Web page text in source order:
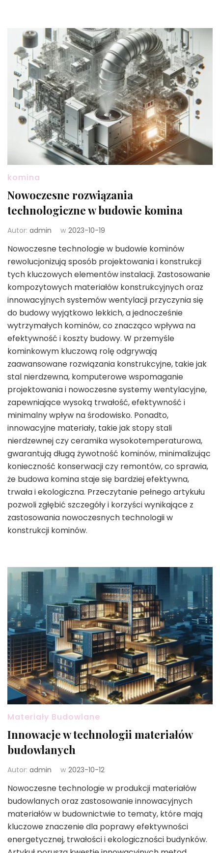
komina
Nowoczesne rozwiązania
technologiczne w budowie komina
Autor: admin w 2023-10-19
Nowoczesne technologie w budowie kominów
rewolucjonizują sposób projektowania i konstrukcji
tych kluczowych elementów instalacji. Zastosowanie
kompozytowych materiałów konstrukcyjnych oraz
innowacyjnych systemów wentylacji przyczynia się
do budowy wyjątkowo lekkich, a jednocześnie
wytrzymałych kominów, co znacząco wpływa na
efektywność i koszty budowy. W przemyśle
kominkowym kluczową rolę odgrywają
zaawansowane rozwiązania konstrukcyjne, takie jak
stal nierdzewna, komputerowe wspomaganie
projektowania i nowoczesne systemy wentylacyjne,
zapewniające wysoką trwałość, efektywność i
minimalny wpływ na środowisko. Ponadto,
innowacyjne materiały, takie jak stopy stali
nierdzewnej czy ceramika wysokotemperaturowa,
gwarantują długą żywotność kominów, minimalizując
konieczność konserwacji czy remontów, co sprawia,
że budowa komina staje się bardziej efektywna,
trwała i ekologiczna. Przeczytanie pełnego artykułu
pozwoli zgłębić szczegóły i korzyści wynikające z
zastosowania nowoczesnych technologii w
konstrukcji kominów.
Materiały Budowlane
Innowacje w technologii materiałów
budowlanych
Autor: admin w 2023-10-12
Nowoczesne technologie w produkcji materiałów
budowlanych oraz zastosowanie innowacyjnych
materiałów w budownictwie to tematy, które mają
kluczowe znaczenie dla poprawy efektywności
energetycznej, trwałości i ekologiczności budynków.